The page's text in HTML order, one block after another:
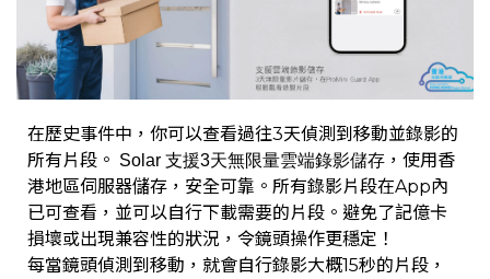
在歷史事件中，你可以查看過往3天偵測到移動並錄影的
所有片段。 Solar 支援3天無限量雲端錄影儲存 ，使用香
港地區伺服器儲存，安全可靠。所有錄影片段在App內
已可查看，並可以自行下載需要的片段。避免了記億卡
損壞或出現兼容性的狀況，令鏡頭操作更穩定！
每當鏡頭偵測到移動，就會自行錄影大概15秒的片段，